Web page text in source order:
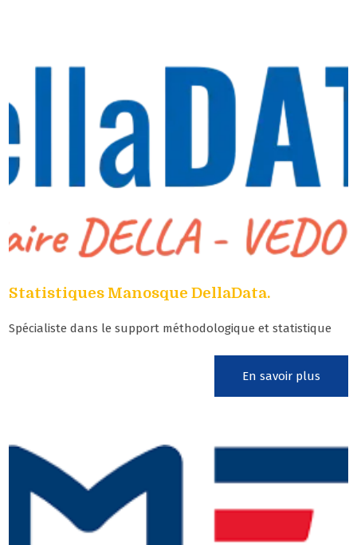
Statistiques Manosque DellaData.
Spécialiste dans le support méthodologique et statistique
En savoir plus